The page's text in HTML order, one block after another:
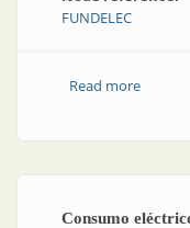
FUNDELEC
Read moreabout
Consumo